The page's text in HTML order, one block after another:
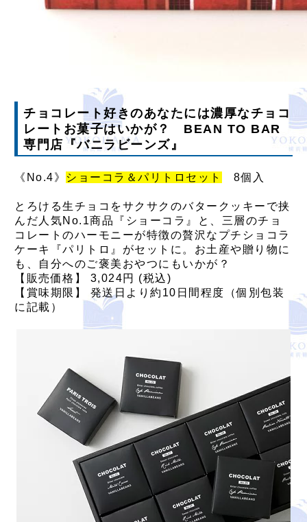
チョコレート好きのあなたには濃厚なチョコ
レートお菓子はいかが？ BEAN TO BAR
専門店『バニラビーンズ』
《No.4》 ショーコラ＆パリトロセット 8個入
とろける生チョコをサクサクのバタークッキーで挟
んだ人気No.1商品『ショーコラ』と、三層のチョ
コレートのハーモニーが特徴の贅沢なプチショコラ
ケーキ『パリトロ』がセットに。お土産や贈り物に
も、自分へのご褒美おやつにもいかが？
【販売価格】 3,024円 (税込)
【賞味期限】 発送日より約10日間程度（個別包装
に記載）